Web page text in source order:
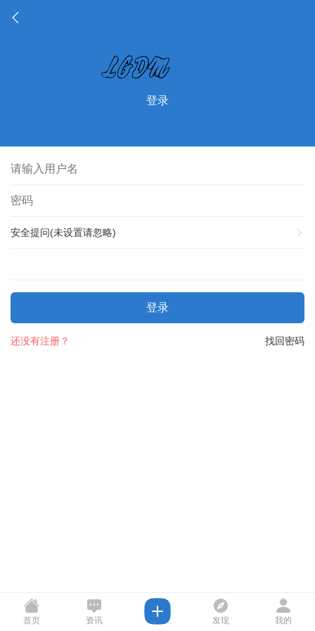
登录
安全提问(未设置请忽略)
登录
找回密码
还没有注册？
首页 资讯 发现 我的